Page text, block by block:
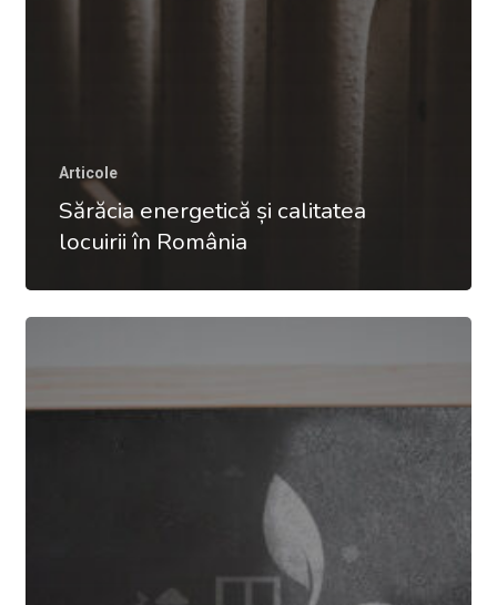
Articole
Sărăcia energetică și calitatea
locuirii în România